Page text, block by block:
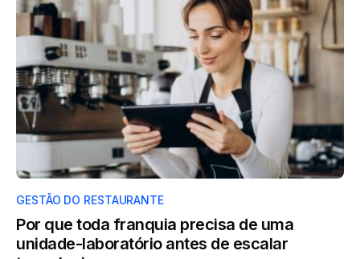
GESTÃO DO RESTAURANTE
Por que toda franquia precisa de uma
unidade-laboratório antes de escalar